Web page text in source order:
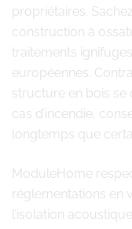
propriétaires.
construction à
traitements
européennes.
structure en bois se
cas d’incendie,
longtemps que
ModuleHome
réglementations en
l’isolation